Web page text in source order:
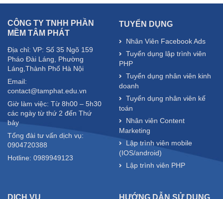
CÔNG TY TNHH PHẦN
MỀM TÂM PHÁT
Địa chỉ: VP: Số 35 Ngõ 159
Pháo Đài Láng, Phường
Láng,Thành Phố Hà Nội
Email:
contact@tamphat.edu.vn
Giờ làm việc: Từ 8h00 – 5h30
các ngày từ thứ 2 đến Thứ
bảy
Tổng đài tư vấn dịch vụ:
0904720388
Hotline: 0989949123
TUYỂN DỤNG
Nhân Viên Facebook Ads
Tuyển dụng lập trình viên
PHP
Tuyển dụng nhân viên kinh
doanh
Tuyển dụng nhân viên kế
toán
Nhân viên Content
Marketing
Lập trình viên mobile
(IOS/android)
Lập trình viên PHP
DỊCH VỤ HƯỚNG DẪN SỬ DỤNG